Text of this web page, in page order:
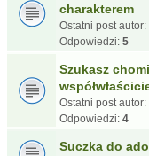
charakterem
Ostatni post autor:
Odpowiedzi: 5
Szukasz
Ostatni post autor:
Odpowiedzi: 4
Suczka do